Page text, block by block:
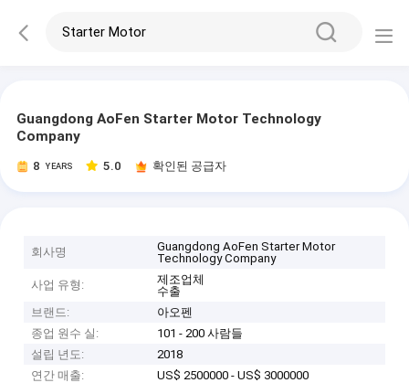
Guangdong AoFen Starter Motor Technology
Company
8 YEARS 5.0 확인된 공급자
회사명
Guangdong AoFen Starter Motor
Technology Company
사업 유형:
제조업체
수출
브랜드:
아오펜
종업 원수 실:
101 - 200 사람들
설립 년도:
2018
연간 매출:
US$ 2500000 - US$ 3000000